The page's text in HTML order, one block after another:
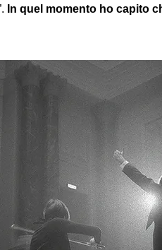
In quel momento ho capito